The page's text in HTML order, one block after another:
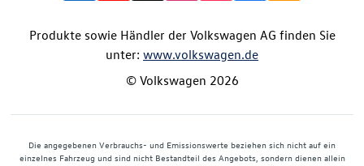
Produkte sowie Händler der Volkswagen AG finden Sie
unter: www.volkswagen.de
© Volkswagen 2026
Die angegebenen Verbrauchs- und Emissionswerte beziehen sich nicht auf ein
einzelnes Fahrzeug und sind nicht Bestandteil des Angebots, sondern dienen allein